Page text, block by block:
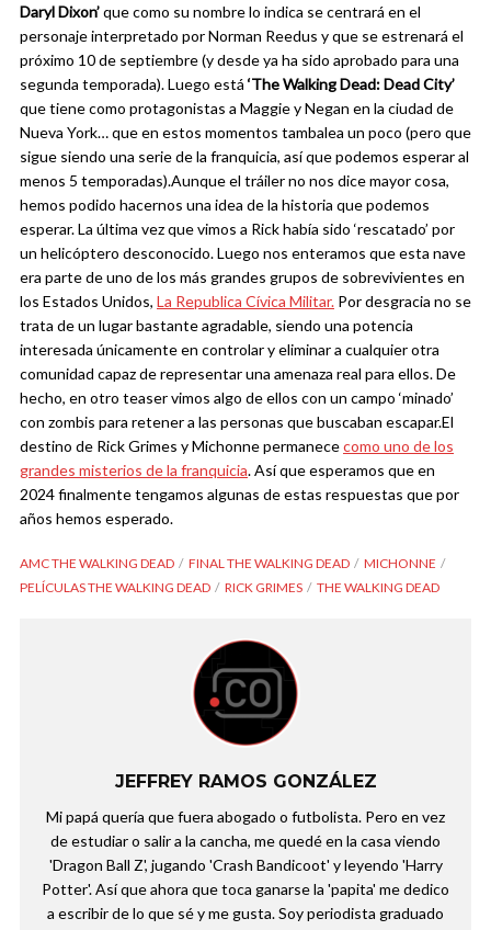
Daryl Dixon’que como su nombre lo indica se centrará en el
personaje interpretado por Norman Reedus y que se estrenará el
próximo 10 de septiembre (y desde ya ha sido aprobado para una
segunda temporada). Luego está ‘The Walking Dead: Dead City’
que tiene como protagonistas a Maggie y Negan en la ciudad de
Nueva York… que en estos momentos tambalea un poco (pero que
sigue siendo una serie de la franquicia, así que podemos esperar al
menos 5 temporadas).Aunque el tráiler no nos dice mayor cosa,
hemos podido hacernos una idea de la historia que podemos
esperar. La última vez que vimos a Rick había sido ‘rescatado’ por
un helicóptero desconocido. Luego nos enteramos que esta nave
era parte de uno de los más grandes grupos de sobrevivientes en
los Estados Unidos, La Republica Cívica Militar. Por desgracia no se
trata de un lugar bastante agradable, siendo una potencia
interesada únicamente en controlar y eliminar a cualquier otra
comunidad capaz de representar una amenaza real para ellos. De
hecho, en otro teaser vimos algo de ellos con un campo ‘minado’
con zombis para retener a las personas que buscaban escapar.El
destino de Rick Grimes y Michonne permanececomo uno de los
grandes misterios de la franquicia. Así que esperamos que en
2024 finalmente tengamos algunas de estas respuestas que por
años hemos esperado.
AMC THE WALKING DEAD FINAL THE WALKING DEAD
MICHONNE
PELÍCULAS THE WALKING DEAD
RICK GRIMES THE WALKING DEAD
JEFFREY RAMOS GONZÁLEZ
Mi papá quería que fuera abogado o futbolista. Pero en vez
de estudiar o salir a la cancha, me quedé en la casa viendo
'Dragon Ball Z', jugando 'Crash Bandicoot' y leyendo 'Harry
Potter'. Así que ahora que toca ganarse la 'papita' me dedico
a escribir de lo que sé y me gusta. Soy periodista graduado